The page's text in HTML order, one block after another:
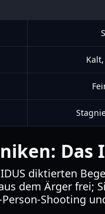
Das
diktierten
dem Ärger frei;
Person-Shooting